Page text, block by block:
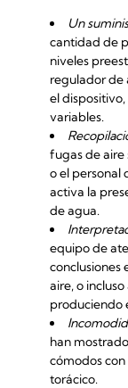
Un
cantidad de
niveles
regulador de
el
variables.
fugas de aire
o el personal
activa la
de agua.
equipo de
conclusiones
aire, o
produciendo
han
cómodos
torácico.